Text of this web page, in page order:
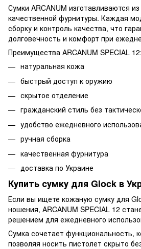
Сумки ARCANUM изготавливаются
качественной фурнитуры. Каждая
сборку и контроль качества, что
долговечность и комфорт при
Преимущества ARCANUM SPECIAL 12:
натуральная кожа
быстрый доступ к оружию
скрытое отделение
гражданский стиль без
удобство ежедневного
ручная сборка
качественная фурнитура
доставка по Украине
Купить сумку для Glock в
Если вы ищете кожаную сумку для
ношения, ARCANUM SPECIAL 12
решением для ежедневного
Сумка сочетает функциональность,
позволяя носить пистолет скрыто